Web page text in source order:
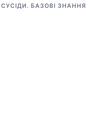
СУСІДИ. БАЗОВІ ЗНАННЯ